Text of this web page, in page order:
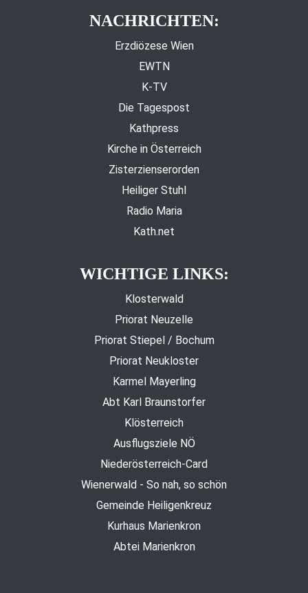
NACHRICHTEN:
Erzdiözese Wien
EWTN
K-TV
Die Tagespost
Kathpress
Kirche in Österreich
Zisterzienserorden
Heiliger Stuhl
Radio Maria
Kath.net
WICHTIGE LINKS:
Klosterwald
Priorat Neuzelle
Priorat Stiepel / Bochum
Priorat Neukloster
Karmel Mayerling
Abt Karl Braunstorfer
Klösterreich
Ausflugsziele NÖ
Niederösterreich-Card
Wienerwald - So nah, so schön
Gemeinde Heiligenkreuz
Kurhaus Marienkron
Abtei Marienkron